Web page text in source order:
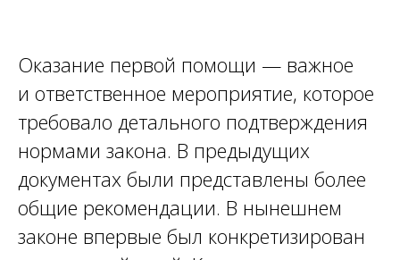
Оказание первой помощи — важное
и ответственное мероприятие, которое
требовало детального подтверждения
нормами закона. В предыдущих
документах были представлены более
общие рекомендации. В нынешнем
законе впервые был конкретизирован